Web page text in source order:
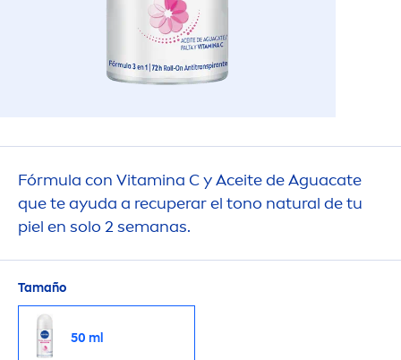
Fórmula con Vitamina C y Aceite de Aguacate
que te ayuda a recuperar el tono natural de tu
piel en solo 2 semanas.
Tamaño
50 ml